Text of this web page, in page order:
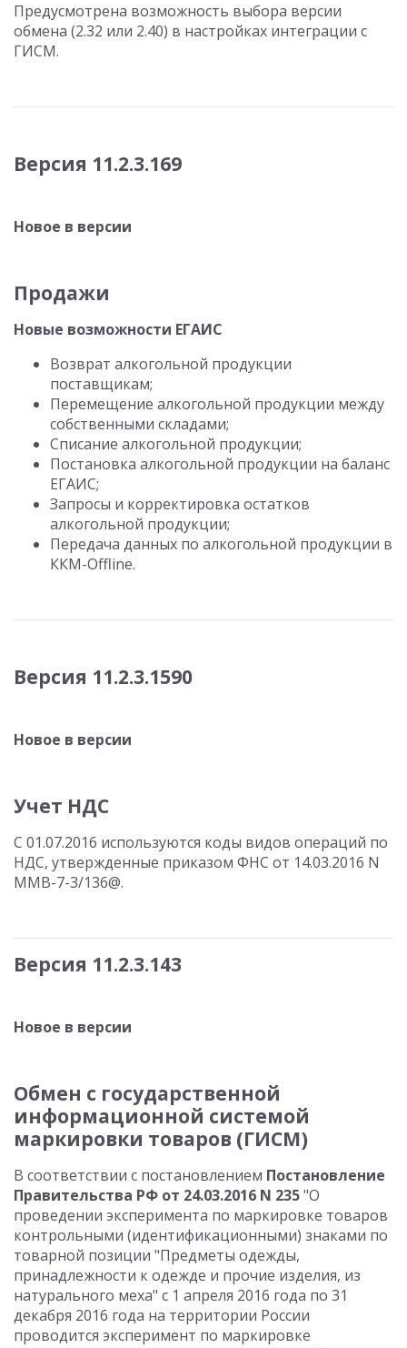
Предусмотрена возможность выбора версии
обмена (2.32 или 2.40) в настройках интеграции с
ГИСМ.
Версия 11.2.3.169
Новое в версии
Продажи
Новые возможности ЕГАИС
Возврат алкогольной продукции
поставщикам;
Перемещение алкогольной продукции между
собственными складами;
Списание алкогольной продукции;
Постановка алкогольной продукции на баланс
ЕГАИС;
Запросы и корректировка остатков
алкогольной продукции;
Передача данных по алкогольной продукции в
ККМ-Offline.
Версия 11.2.3.1590
Новое в версии
Учет НДС
С 01.07.2016 используются коды видов операций по
НДС, утвержденные приказом ФНС от 14.03.2016 N
ММВ-7-3/136@.
Версия 11.2.3.143
Новое в версии
Обмен с государственной
информационной системой
маркировки товаров (ГИСМ)
В соответствии с постановлением Постановление
Правительства РФ от 24.03.2016 N 235"О
проведении эксперимента по маркировке товаров
контрольными (идентификационными) знаками по
товарной позиции "Предметы одежды,
принадлежности к одежде и прочие изделия, из
натурального меха" с 1 апреля 2016 года по 31
декабря 2016 года на территории России
проводится эксперимент по маркировке